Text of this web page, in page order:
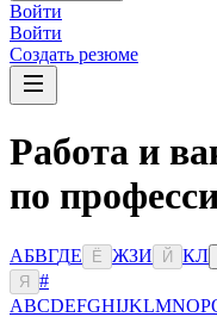
Войти
Войти
Создать резюме
Работа и
по
АБВГДЕ Ё ЖЗИ Й КЛ
Я
#
ABCDEFGHIJKLMNOP